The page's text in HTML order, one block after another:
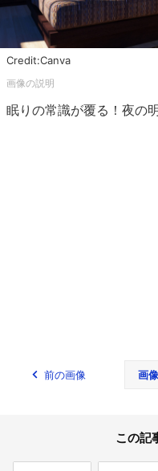
Credit:Canva
眠りの常識が覆る！夜の
前の画像 画
この記